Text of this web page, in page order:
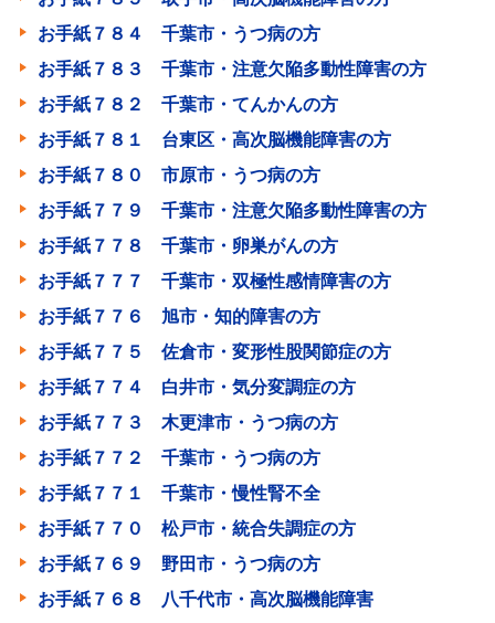
お手紙７８４ 千葉市・うつ病の方
お手紙７８３ 千葉市・注意欠陥多動性障害の方
お手紙７８２ 千葉市・てんかんの方
お手紙７８１ 台東区・高次脳機能障害の方
お手紙７８０ 市原市・うつ病の方
お手紙７７９ 千葉市・注意欠陥多動性障害の方
お手紙７７８ 千葉市・卵巣がんの方
お手紙７７７ 千葉市・双極性感情障害の方
お手紙７７６ 旭市・知的障害の方
お手紙７７５ 佐倉市・変形性股関節症の方
お手紙７７４ 白井市・気分変調症の方
お手紙７７３ 木更津市・うつ病の方
お手紙７７２ 千葉市・うつ病の方
お手紙７７１ 千葉市・慢性腎不全
お手紙７７０ 松戸市・統合失調症の方
お手紙７６９ 野田市・うつ病の方
お手紙７６８ 八千代市・高次脳機能障害